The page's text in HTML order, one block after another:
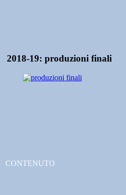
2018-19: produzioni finali
CONTENUTO